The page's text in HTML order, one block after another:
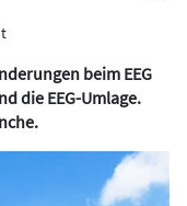
beim EEG
die EEG-Umlage.